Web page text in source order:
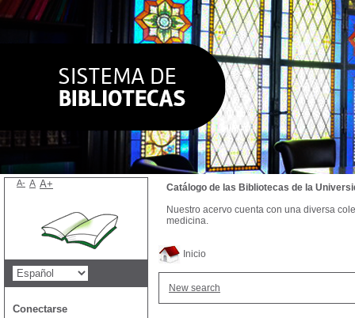
Inicio
New search
Catálogo de las Bibliotecas de la
Nuestro acervo cuenta con una diversa
medicina.
A- A A+
Conectarse